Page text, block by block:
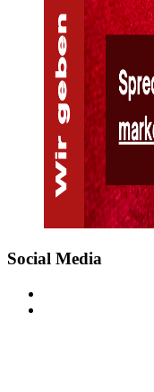
Social Media